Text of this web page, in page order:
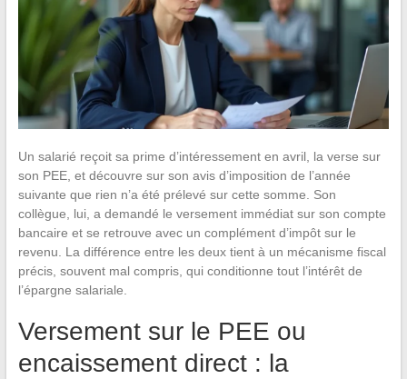
Un salarié reçoit sa prime d’intéressement en avril, la verse sur
son PEE, et découvre sur son avis d’imposition de l’année
suivante que rien n’a été prélevé sur cette somme. Son
collègue, lui, a demandé le versement immédiat sur son compte
bancaire et se retrouve avec un complément d’impôt sur le
revenu. La différence entre les deux tient à un mécanisme fiscal
précis, souvent mal compris, qui conditionne tout l’intérêt de
l’épargne salariale.
Versement sur le PEE ou
encaissement direct : la